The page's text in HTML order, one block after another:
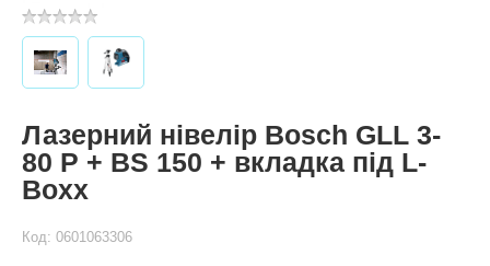
Лазерний нівелір Bosch GLL 3-
80 P + BS 150 + вкладка під L-
Boxx
Код: 0601063306